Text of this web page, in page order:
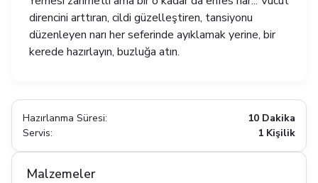
direncini arttıran, cildi güzelleştiren, tansiyonu
düzenleyen narı her seferinde ayıklamak yerine, bir
kerede hazırlayın, buzluğa atın.
Hazırlanma Süresi:
10 Dakika
Servis:
1 Kişilik
Malzemeler